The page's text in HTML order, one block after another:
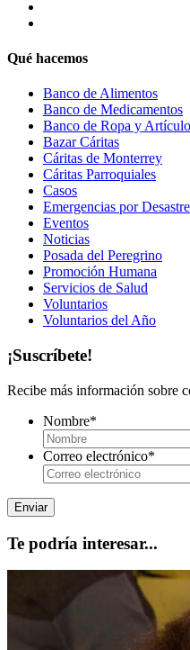
Qué hacemos
Banco de Alimentos
Banco de Medicamentos
Banco de Ropa y
Bazar Cáritas
Cáritas de Monterrey
Cáritas Parroquiales
Casos
Emergencias por
Eventos
Noticias
Posada del Peregrino
Promoción Humana
Servicios de Salud
Voluntarios
Voluntarios del Año
¡Suscríbete!
Recibe más información sobre
Nombre*
Correo electrónico*
Te podría interesar...